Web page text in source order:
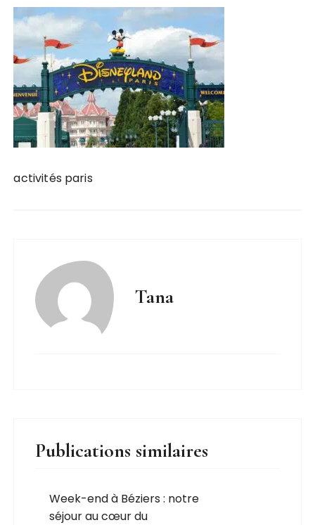
activités paris
Tana
Publications similaires
Week-end à Béziers : notre
séjour au cœur du